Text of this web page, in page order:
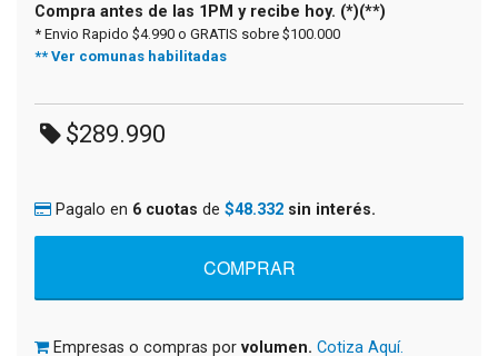
Compra antes de las 1PM y recibe hoy. (*)(**)
* Envio Rapido $4.990 o GRATIS sobre $100.000
** Ver comunas habilitadas
$289.990
Pagalo en 6 cuotas de $48.332 sin interés.
Empresas o compras por volumen. Cotiza Aquí.